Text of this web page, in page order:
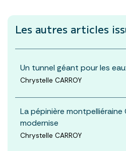
Les autres articles
Un tunnel géant pour les
Chrystelle CARROY
La pépinière montpelliéraine
modernise
Chrystelle CARROY